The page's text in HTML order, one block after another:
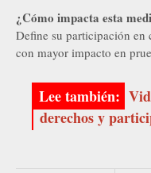
¿Cómo impacta esta
Define su participación en
con mayor impacto en
derechos y